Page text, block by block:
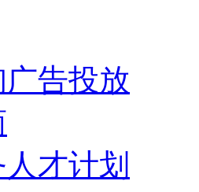
广告投放
才计划